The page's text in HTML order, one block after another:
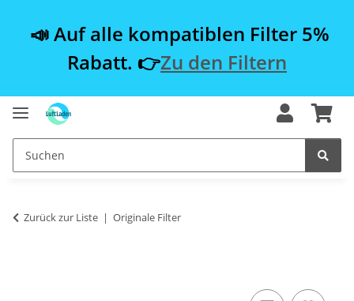
📣 Auf alle kompatiblen Filter 5%
Rabatt. 👉Zu den Filtern
Zurück zur Liste Originale Filter